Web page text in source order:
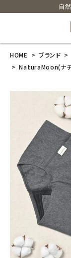
自
NaturaMoon
(ナチュラムー
ン) オーガニッ
クコットン 吸
水ショーツ
(税込)
ホーム
HOME ブランド
NaturaMoon(ナチ